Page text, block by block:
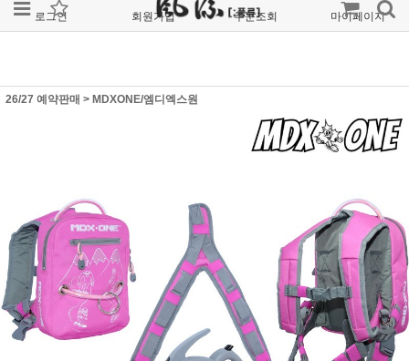
로그인 회원가입 주문조회 마이페이지
26/27 예약판매 > MDXONE/엠디엑스원